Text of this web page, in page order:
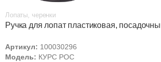
Лопаты, черенки
Ручка для лопат пластиковая,
Артикул: 100030296
Модель: КУРС РОС